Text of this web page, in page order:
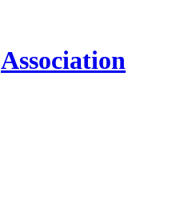
Association